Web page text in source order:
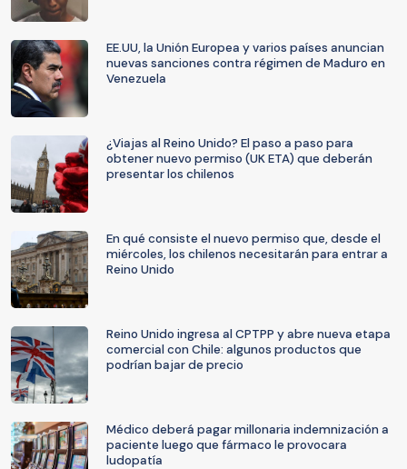
EE.UU, la Unión Europea y varios países anuncian
nuevas sanciones contra régimen de Maduro en
Venezuela
¿Viajas al Reino Unido? El paso a paso para
obtener nuevo permiso (UK ETA) que deberán
presentar los chilenos
En qué consiste el nuevo permiso que, desde el
miércoles, los chilenos necesitarán para entrar a
Reino Unido
Reino Unido ingresa al CPTPP y abre nueva etapa
comercial con Chile: algunos productos que
podrían bajar de precio
Médico deberá pagar millonaria indemnización a
paciente luego que fármaco le provocara
ludopatía